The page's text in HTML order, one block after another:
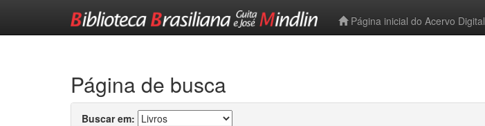
Página inicial do Acervo Digital
Página de busca
Buscar em: